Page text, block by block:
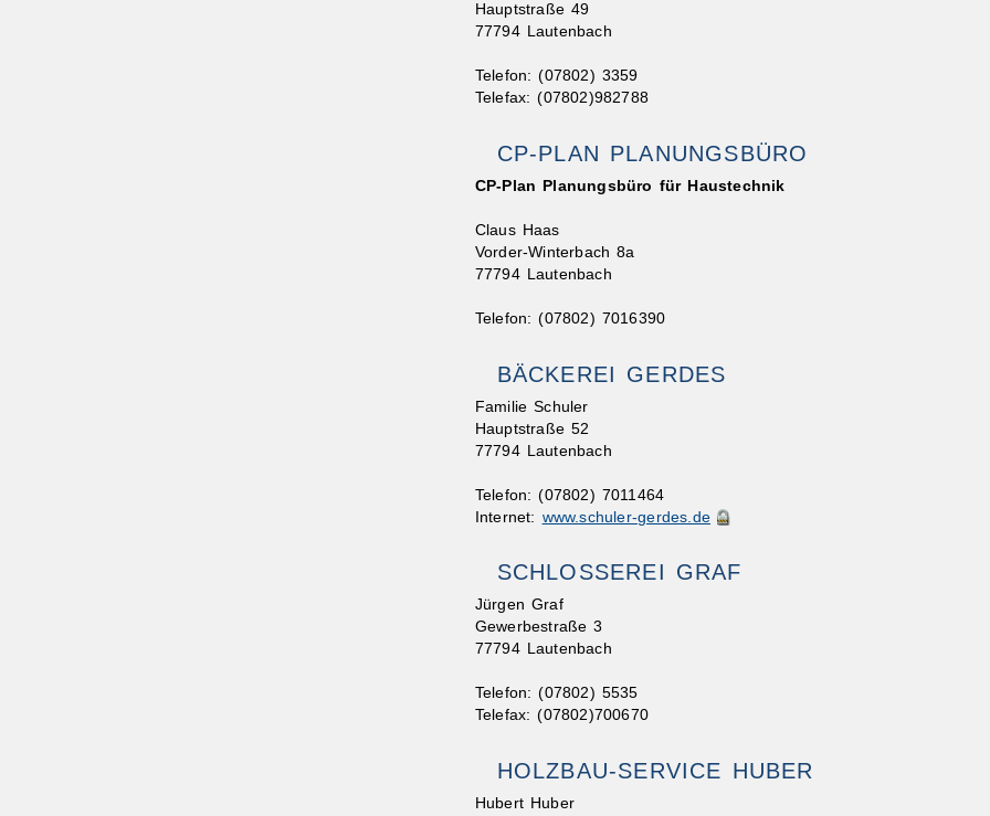
Hauptstraße 49
77794 Lautenbach
Telefon: (07802) 3359
Telefax: (07802)982788
CP-PLAN PLANUNGSBÜRO
CP-Plan Planungsbüro für Haustechnik
Claus Haas
Vorder-Winterbach 8a
77794 Lautenbach
Telefon: (07802) 7016390
BÄCKEREI GERDES
Familie Schuler
Hauptstraße 52
77794 Lautenbach
Telefon: (07802) 7011464
Internet: www.schuler-gerdes.de
SCHLOSSEREI GRAF
Jürgen Graf
Gewerbestraße 3
77794 Lautenbach
Telefon: (07802) 5535
Telefax: (07802)700670
HOLZBAU-SERVICE HUBER
Hubert Huber